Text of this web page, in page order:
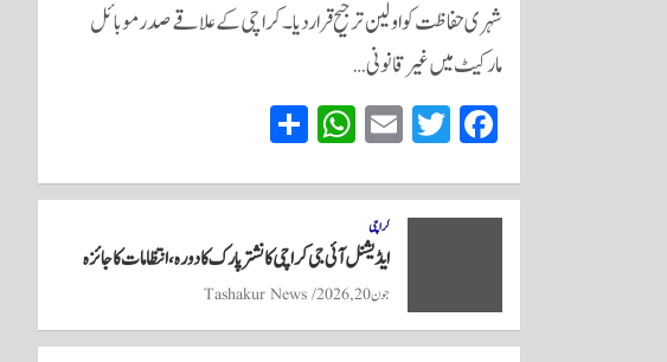
شہری حفاظت کو اولین ترجیح قرار دیا۔ کراچی کے علاقے صدر موبائل
مارکیٹ میں غیر قانونی…
Fa
ce
bo
T
wi
tte
E
m
ail
W
ha
ts
A
pp
re
کراچی
ایڈیشنل آئی جی کراچی کا نشتر پارک کا دورہ، انتظامات کا جائزہ
جون 20, 2026 Tashakur News